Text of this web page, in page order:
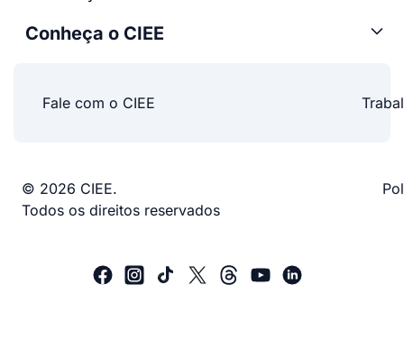
Conheça o CIEE
Fale com o CIEE
© 2026 CIEE.
Todos os direitos reservados